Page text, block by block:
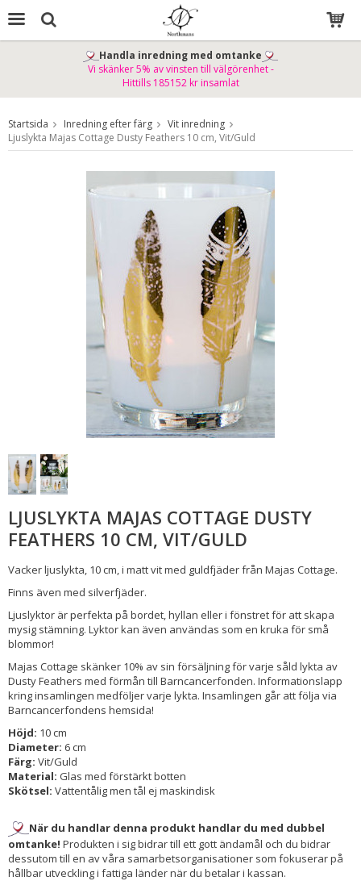
Produkten har blivit tillagd i varukorgen
Handla inredning med omtanke
Vi skänker 5% av vinsten till välgörenhet -
Hittills 185152 kr insamlat
Startsida Inredning efter färg
Vit inredning
Ljuslykta Majas Cottage Dusty Feathers 10 cm, Vit/Guld
LJUSLYKTA MAJAS COTTAGE DUSTY
FEATHERS 10 CM, VIT/GULD
Vacker ljuslykta, 10 cm, i matt vit med guldfjäder från Majas Cottage.
Finns även med silverfjäder.
Ljuslyktor är perfekta på bordet, hyllan eller i fönstret för att skapa
mysig stämning. Lyktor kan även användas som en kruka för små
blommor!
Majas Cottage skänker 10% av sin försäljning för varje såld lykta av
Dusty Feathers med förmån till Barncancerfonden. Informationslapp
kring insamlingen medföljer varje lykta. Insamlingen går att följa via
Barncancerfondens hemsida!
Höjd: 10 cm
Diameter: 6 cm
Färg: Vit/Guld
Material: Glas med förstärkt botten
Skötsel: Vattentålig men tål ej maskindisk
När du handlar denna produkt handlar du med dubbel
omtanke! Produkten i sig bidrar till ett gott ändamål och du bidrar
dessutom till en av våra samarbetsorganisationer som fokuserar på
hållbar utveckling i fattiga länder när du betalar i kassan.